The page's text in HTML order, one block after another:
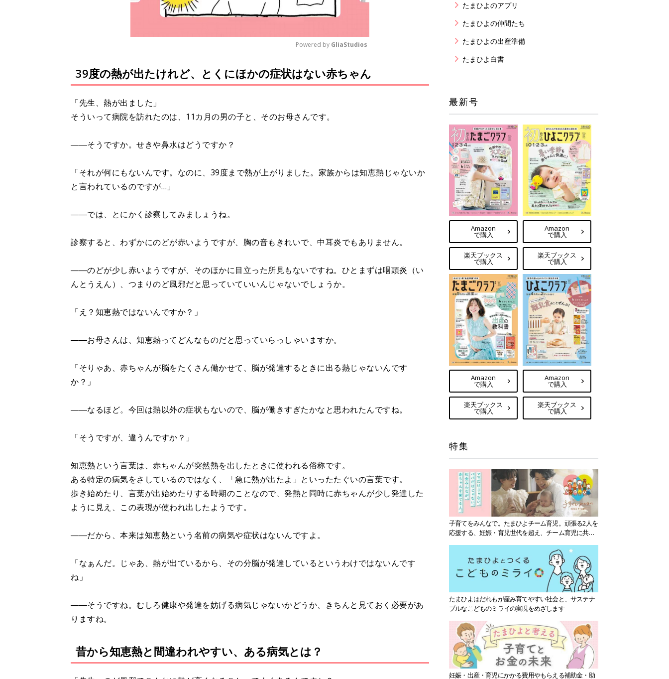
M
u
Powered by GliaStudios
39度の熱が出たけれど、とくにほかの症状はない赤ちゃん
「先生、熱が出ました」
そういって病院を訪れたのは、11カ月の男の子と、そのお母さんです。
――そうですか。せきや鼻水はどうですか？
「それが何にもないんです。なのに、39度まで熱が上がりました。家族からは知恵熱じゃないか
と言われているのですが…」
――では、とにかく診察してみましょうね。
診察すると、わずかにのどが赤いようですが、胸の音もきれいで、中耳炎でもありません。
――のどが少し赤いようですが、そのほかに目立った所見もないですね。ひとまずは咽頭炎（い
んとうえん）、つまりのど風邪だと思っていていいんじゃないでしょうか。
「え？知恵熱ではないんですか？」
――お母さんは、知恵熱ってどんなものだと思っていらっしゃいますか。
「そりゃあ、赤ちゃんが脳をたくさん働かせて、脳が発達するときに出る熱じゃないんです
か？」
――なるほど。今回は熱以外の症状もないので、脳が働きすぎたかなと思われたんですね。
「そうですが、違うんですか？」
知恵熱という言葉は、赤ちゃんが突然熱を出したときに使われる俗称です。
ある特定の病気をさしているのではなく、「急に熱が出たよ」といったたぐいの言葉です。
歩き始めたり、言葉が出始めたりする時期のことなので、発熱と同時に赤ちゃんが少し発達した
ように見え、この表現が使われ出したようです。
――だから、本来は知恵熱という名前の病気や症状はないんですよ。
「なぁんだ。じゃあ、熱が出ているから、その分脳が発達しているというわけではないんです
ね」
――そうですね。むしろ健康や発達を妨げる病気じゃないかどうか、きちんと見ておく必要があ
りますね。
昔から知恵熱と間違われやすい、ある病気とは？
たまひよのアプリ
たまひよの仲間たち
たまひよの出産準備
たまひよ白書
最新号
Amazon
で購入
楽天ブックス
で購入
Amazon
で購入
楽天ブックス
で購入
Amazon
で購入
楽天ブックス
で購入
Amazon
で購入
楽天ブックス
で購入
特集
子育てをみんなで。たまひよチーム育児。頑張る2人を
応援する、妊娠・育児世代を超え、チーム育児に共感
たまひよはだれもが産み育てやすい社会と、サステナ
ブルなこどものミライの実現をめざします
妊娠・出産・育児にかかる費用やもらえる補助金・助